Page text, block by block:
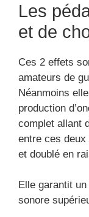
Les
et de
Ces 2 effets
amateurs de
Néanmoins
production
complet allant
entre ces
et doublé en
Elle garantit
sonore